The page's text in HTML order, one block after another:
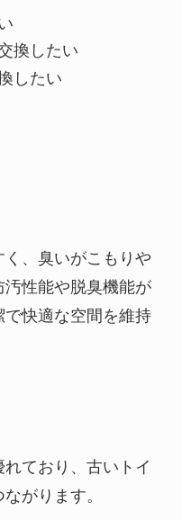
換したい
したい
、臭いがこもりや
性能や脱臭機能が
快適な空間を維持
ており、古いトイ
がります。